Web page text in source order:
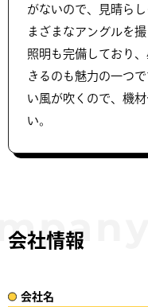
がないので、見晴ら
まざまなアングルを
照明も完備しており
きるのも魅力の一つ
い風が吹くので、機
い。
会社情報
会社名​